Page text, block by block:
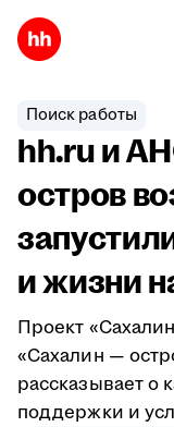
Поиск работы
hh.ru и
остров
и жизни
Проект
«Сахалин —
рассказывает о
поддержки и